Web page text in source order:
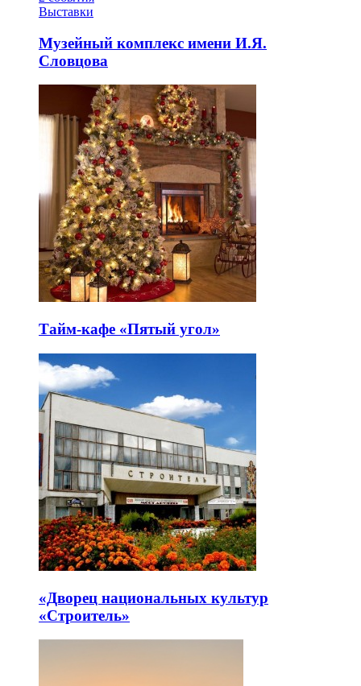
Выставки
Музейный комплекс имени И.Я.
Словцова
Тайм-кафе «Пятый угол»
«Дворец национальных культур
«Строитель»